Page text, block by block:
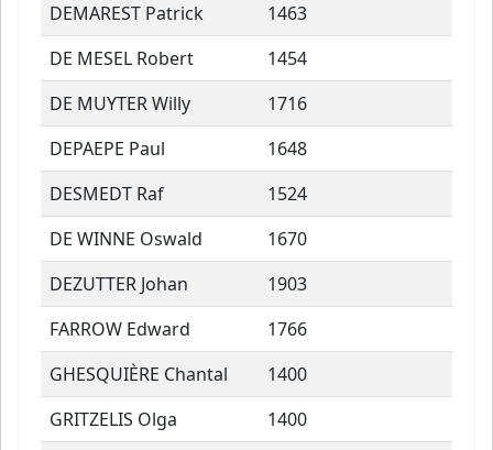
DEMAREST Patrick
1463
DE MESEL Robert
1454
DE MUYTER Willy
1716
DEPAEPE Paul
1648
DESMEDT Raf
1524
DE WINNE Oswald
1670
DEZUTTER Johan
1903
FARROW Edward
1766
GHESQUIÈRE Chantal
1400
GRITZELIS Olga
1400